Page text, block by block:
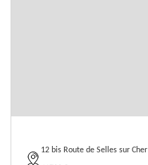
12 bis Route de Selles sur Cher